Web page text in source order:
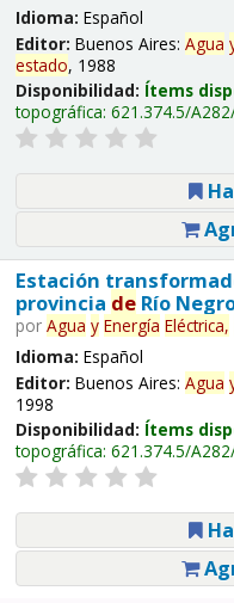
Idioma: Español
Editor: Buenos Aires: Agua
estado, 1988
Disponibilidad: Ítems
topográfica: 621.374.5/
Estación
provincia deRío
por Agua y Energía Eléctrica,
Idioma: Español
Editor: Buenos Aires: Agua
1998
Disponibilidad: Ítems
topográfica: 621.374.5/